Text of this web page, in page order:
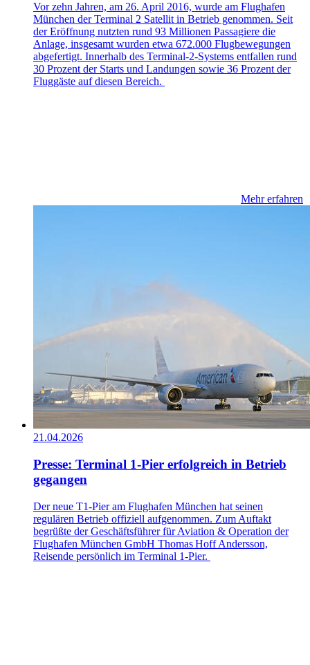
Vor zehn Jahren, am 26. April 2016, wurde am Flughafen
München der Terminal 2 Satellit in Betrieb genommen. Seit
der Eröffnung nutzten rund 93 Millionen Passagiere die
Anlage, insgesamt wurden etwa 672.000 Flugbewegungen
abgefertigt. Innerhalb des Terminal-2-Systems entfallen rund
30 Prozent der Starts und Landungen sowie 36 Prozent der
Fluggäste auf diesen Bereich.
Mehr erfahren
21.04.2026
Presse: Terminal 1-Pier erfolgreich in Betrieb
gegangen
Der neue T1‑Pier am Flughafen München hat seinen
regulären Betrieb offiziell aufgenommen. Zum Auftakt
begrüßte der Geschäftsführer für Aviation & Operation der
Flughafen München GmbH Thomas Hoff Andersson,
Reisende persönlich im Terminal 1-Pier.